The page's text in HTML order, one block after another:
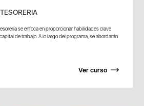
se enfoca en proporcionar habilidades clave
de trabajo. A lo largo del programa, se abordarán
Ver curso